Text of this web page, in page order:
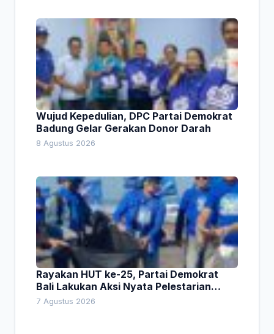
Wujud Kepedulian, DPC Partai Demokrat
Badung Gelar Gerakan Donor Darah
8 Agustus 2026
Rayakan HUT ke-25, Partai Demokrat
Bali Lakukan Aksi Nyata Pelestarian
Lingkungan
7 Agustus 2026